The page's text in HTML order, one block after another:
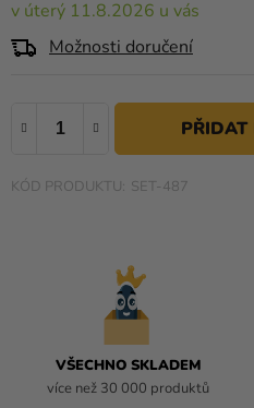
Výprodej
Tipy
v úterý 11.8.2026 u vás
Možnosti doručení
SET-487
VŠECHNO SKLADEM
více než 30 000 produktů